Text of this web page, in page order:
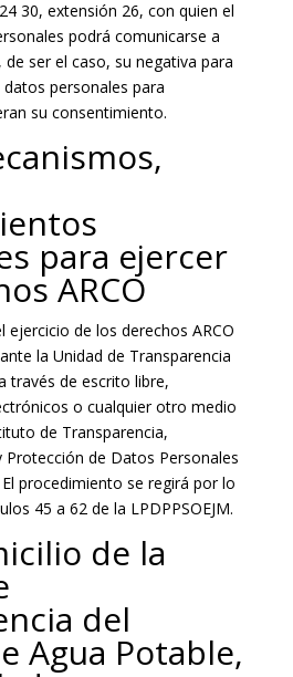
30, extensión 26, con quien el
podrá comunicarse a
ser el caso, su negativa para
personales para
su consentimiento.
para ejercer
ARCO
ejercicio de los derechos ARCO
la Unidad de Transparencia
través de escrito libre,
o cualquier otro medio
de Transparencia,
Protección de Datos Personales
procedimiento se regirá por lo
45 a 62 de la LPDPPSOEJM.
de la
del
Agua Potable,